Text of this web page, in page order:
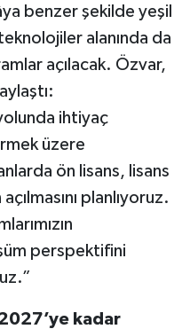
benzer şekilde yeşil
alanında da
açılacak. Özvar,
ihtiyaç
üzere
ön lisans, lisans
planlıyoruz.
perspektifini
kadar